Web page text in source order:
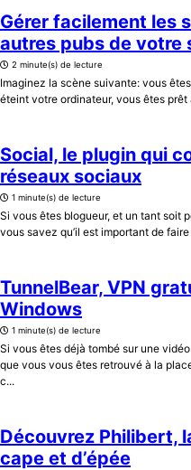
Gérer facilement les
autres pubs de votre
2 minute(s) de lecture
Imaginez la scène suivante: vous
éteint votre ordinateur, vous êtes
Social, le plugin qui
réseaux sociaux
1 minute(s) de lecture
Si vous êtes blogueur, et un tant soit
vous savez qu’il est important de
TunnelBear, VPN
Windows
1 minute(s) de lecture
Si vous êtes déjà tombé sur une
que vous vous êtes retrouvé à la
c...
Découvrez Philibert,
cape et d’épée